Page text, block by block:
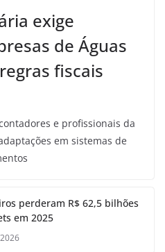
exige
de Águas
fiscais
e profissionais da
em sistemas de
perderam R$ 62,5 bilhões
em 2025